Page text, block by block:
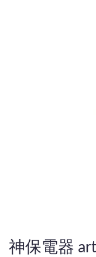
神保電器